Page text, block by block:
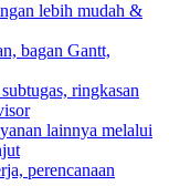
lebih mudah &
bagan Gantt,
ringkasan
lainnya melalui
perencanaan